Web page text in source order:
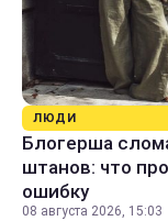
ЛЮДИ
Блогерша
штанов: что
ошибку
08 августа 2026, 15:03